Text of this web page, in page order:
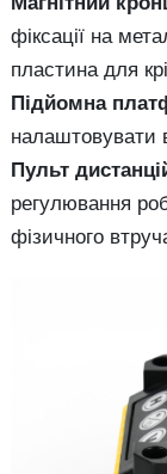
фіксації на
пластина для
Підйомна
налаштовувати
Пульт
регулювання
фізичного